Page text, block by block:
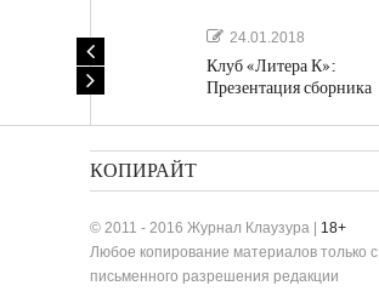
24.01.2018
Клуб «Литера К»:
Презентация сборника
КОПИРАЙТ
© 2011 - 2016 Журнал Клаузура | 18+
Любое копирование материалов только с
письменного разрешения редакции